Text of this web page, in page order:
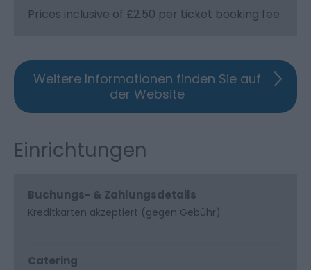
Prices inclusive of £2.50 per ticket booking fee
Weitere Informationen finden Sie auf
der Website
Einrichtungen
Buchungs- & Zahlungsdetails
Kreditkarten akzeptiert (gegen Gebühr)
Catering